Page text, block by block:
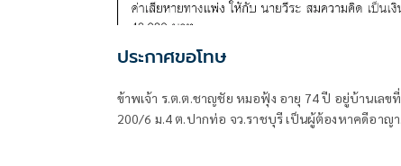
ประกาศขอโทษ
ข้าพเจ้า ร.ต.ต.ชาญชัย หมอฟุ้ง อายุ 74 ปี อยู่บ้านเลขที่
200/6 ม.4 ต.ปากท่อ จว.ราชบุรี เป็นผู้ต้องหาคดีอาญาที่